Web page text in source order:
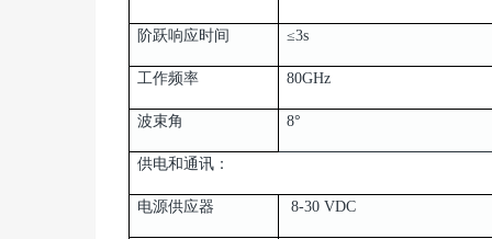
阶跃响应时间 ≤3s
工作频率 80GHz
波束角 8°
供电和通讯：
电源供应器 8-30 VDC